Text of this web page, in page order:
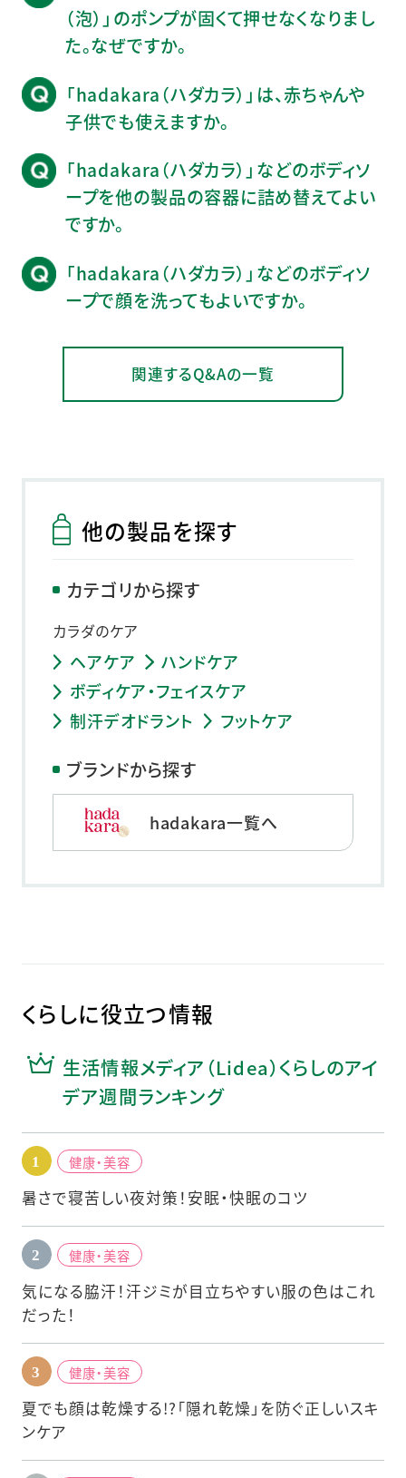
（泡）」のポンプが固くて押せなくなりまし
た。なぜですか。
「hadakara（ハダカラ）」は、赤ちゃんや
子供でも使えますか。
「hadakara（ハダカラ）」などのボディソ
ープを他の製品の容器に詰め替えてよい
ですか。
「hadakara（ハダカラ）」などのボディソ
ープで顔を洗ってもよいですか。
関連するQ&Aの一覧
他の製品を探す
カテゴリから探す
カラダのケア
ヘアケア
ハンドケア
ボディケア・フェイスケア
制汗デオドラント
フットケア
ブランドから探す
hadakara一覧へ
くらしに役立つ情報
生活情報メディア（Lidea）くらしのアイ
デア週間ランキング
健康・美容
暑さで寝苦しい夜対策！安眠・快眠のコツ
健康・美容
気になる脇汗！汗ジミが目立ちやすい服の色はこれ
だった！
健康・美容
夏でも顔は乾燥する!?「隠れ乾燥」を防ぐ正しいスキ
ンケア